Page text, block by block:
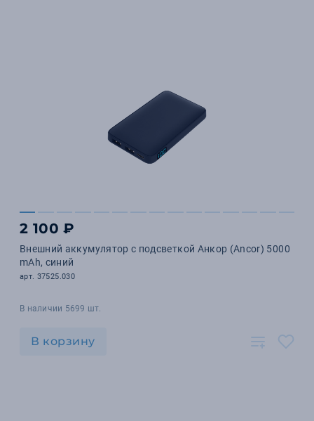
2 100 ₽
Внешний аккумулятор с подсветкой Анкор (Ancor) 5000
mAh, синий
арт. 37525.030
В наличии 5699 шт.
В корзину